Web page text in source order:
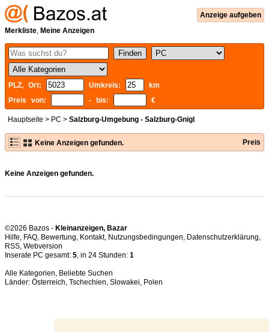
Anzeige aufgeben
Merkliste, Meine Anzeigen
PLZ, Ort: Umkreis:
km
Preis von:
- bis: €
Hauptseite > PC > Salzburg-Umgebung - Salzburg-Gnigl
Keine Anzeigen gefunden. Preis
Keine Anzeigen gefunden.
©2026 Bazos - Kleinanzeigen, Bazar
Hilfe, FAQ, Bewertung, Kontakt, Nutzungsbedingungen, Datenschutzerklärung,
RSS,
Inserate PC gesamt: 5, in 24 Stunden: 1
Alle Kategorien, Beliebte Suchen
Länder: Österreich, Tschechien, Slowakei, Polen